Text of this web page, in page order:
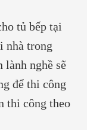
tủ bếp tại
nhà trong
nghề sẽ
để thi công
thi công theo